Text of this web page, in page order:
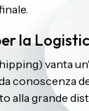
la
vanta
conoscenza
alla grande